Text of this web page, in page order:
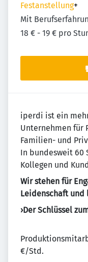
Festanstellung+
Mit
18 € - 19 € pro
iperdi ist ein
Unternehmen für
Familien- und
In bundesweit 60
Kollegen und
Wir stehen für
Leidenschaft und
›Der Schlüssel
€/Std.